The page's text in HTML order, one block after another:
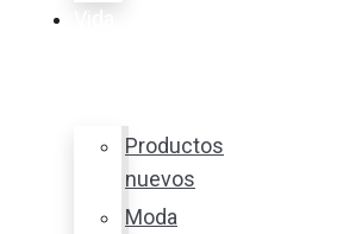
Productos
nuevos
Moda